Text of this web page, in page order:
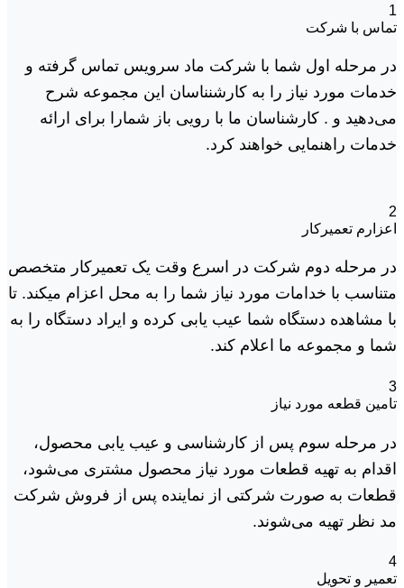
1
تماس با شرکت
در مرحله اول شما با شرکت ماد سرویس تماس گرفته و
خدمات مورد نیاز را به کارشنناسان این مجموعه شرح
می‌دهید و . کارشناسان ما با رویی باز شمارا برای ارائه
خدمات راهنمایی خواهند کرد.
2
اعزارم تعمیرکار
در مرحله دوم شرکت در اسرع وقت یک تعمیرکار متخصص
متناسب با خدامات مورد نیاز شما را به محل اعزام میکند. تا
با مشاهده دستگاه شما عیب یابی کرده و ایراد دستگاه را به
شما و مجموعه ما اعلام کند.
3
تامین قطعه مورد نیاز
در مرحله سوم پس از کارشناسی و عیب یابی محصول،
اقدام به تهیه قطعات مورد نیاز محصول مشتری می‌شود،
قطعات به صورت شرکتی از نماینده پس از فروش شرکت
مد نظر تهیه می‌شوند.
4
تعمیر و تحویل